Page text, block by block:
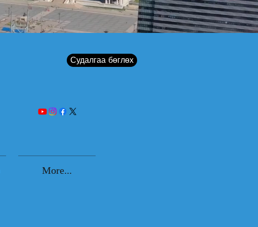
Судалгаа бөглөх
More...